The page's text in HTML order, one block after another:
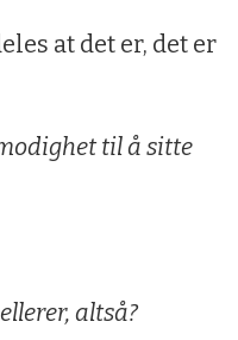
fest, øl eller
hvem nå enn
at det er, det er
til å sitte
altså?